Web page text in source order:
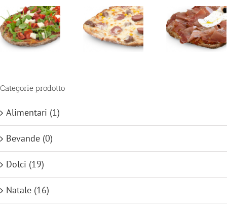
Categorie prodotto
Alimentari (1)
Bevande (0)
Dolci (19)
Natale (16)